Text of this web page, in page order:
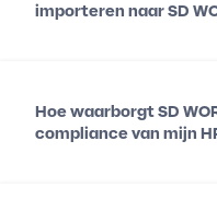
importeren naar SD
Hoe waarborgt SD
compliance van mijn